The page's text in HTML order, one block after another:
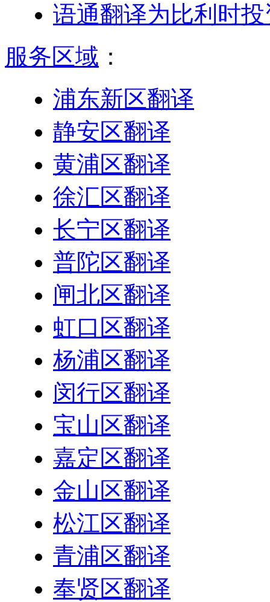
语通翻译为比利时
服务区域 ：
浦东新区翻译
静安区翻译
黄浦区翻译
徐汇区翻译
长宁区翻译
普陀区翻译
闸北区翻译
虹口区翻译
杨浦区翻译
闵行区翻译
宝山区翻译
嘉定区翻译
金山区翻译
松江区翻译
青浦区翻译
奉贤区翻译